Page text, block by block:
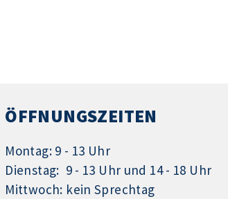
ÖFFNUNGSZEITEN
Montag: 9 - 13 Uhr
Dienstag: 9 - 13 Uhr und 14 - 18 Uhr
Mittwoch: kein Sprechtag